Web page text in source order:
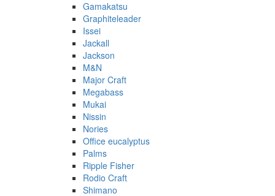
Gamakatsu
Graphiteleader
Issei
Jackall
Jackson
M&N
Major Craft
Megabass
Mukai
Nissin
Nories
Office eucalyptus
Palms
Ripple Fisher
Rodio Craft
Shimano